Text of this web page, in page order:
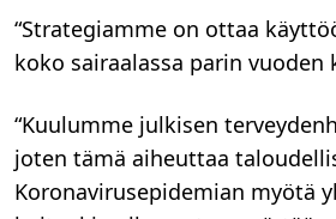
“Strategiamme on ottaa
koko sairaalassa parin vuoden
“Kuulumme julkisen
joten tämä aiheuttaa
Koronavirusepidemian myötä